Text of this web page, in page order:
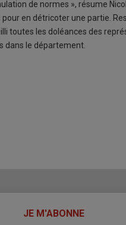
de normes », résume
en détricoter une partie.
toutes les doléances des
dans le département.
JE M'ABONNE